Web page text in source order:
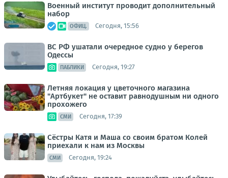
Военный институт проводит дополнительный
набор
ОФИЦ. Сегодня, 15:56
ВС РФ ушатали очередное судно у берегов
Одессы
ПАБЛИКИ Сегодня, 19:27
Летняя локация у цветочного магазина
"Артбукет" не оставит равнодушным ни одного
прохожего
СМИ Сегодня, 17:39
Сёстры Катя и Маша со своим братом Колей
приехали к нам из Москвы
СМИ Сегодня, 19:24